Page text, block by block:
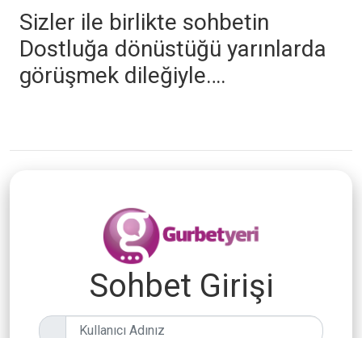
Sizler ile birlikte sohbetin
Dostluğa dönüstüğü yarınlarda
görüşmek dileğiyle….
Sohbet Girişi